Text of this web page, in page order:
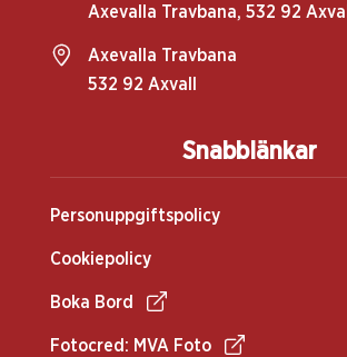
Snabblänkar
Personuppgiftspolicy
Cookiepolicy
Boka Bord
Fotocred: MVA Foto
Axevalla Travbana, 532 92 Axvall
Axevalla Travbana
532 92 Axvall